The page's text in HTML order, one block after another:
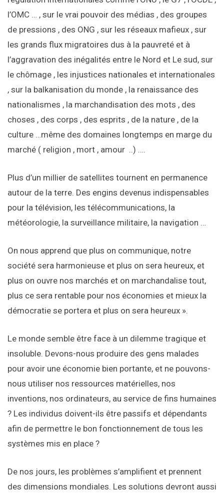
l’OMC … , sur le vrai pouvoir des médias , des groupes
de pressions , des ONG , sur les réseaux mafieux , sur
les grands flux migratoires dus à la pauvreté et à
l’aggravation des inégalités entre le Nord et Le sud, sur
le chômage , les injustices nationales et internationales
, sur la balkanisation du monde , la renaissance des
nationalismes , la marchandisation des mots , des
choses , des corps , des esprits , de la nature , de la
culture …même des domaines longtemps en marge du
marché ( religion , mort , amour ..) ….
Plus d’un millier de satellites tournent en permanence
autour de la terre. Des engins devenus indispensables
pour la télévision, les télécommunications, la
météorologie, la surveillance militaire, la navigation …
On nous apprend que plus on communique, notre
société sera harmonieuse et plus on sera heureux, et
plus on ouvre nos marchés et on marchandalise tout,
plus ce sera rentable pour nos économies et mieux la
démocratie se portera et plus on sera heureux ».
Le monde semble être face à un dilemme tragique et
insoluble. Devons-nous produire des gens malades
pour avoir une économie bien portante, et ne pouvons-
nous utiliser nos ressources matérielles, nos
inventions, nos ordinateurs, au service de fins humaines
? Les individus doivent-ils être passifs et dépendants
afin de permettre le bon fonctionnement de tous les
systèmes mis en place ?
De nos jours, les problèmes s’amplifient et prennent
des dimensions mondiales. Les solutions devront aussi